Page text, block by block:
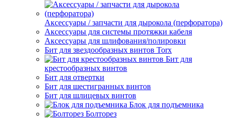
Аксессуары / запчасти для дырокола (перфоратора)
Аксессуары для системы протяжки кабеля
Аксессуары для шлифования/полировки
Бит для звездообразных винтов Torx
Бит для
крестообразных винтов
Бит для отвертки
Бит для шестигранных винтов
Бит для шлицевых винтов
Блок для подъемника
Болторез